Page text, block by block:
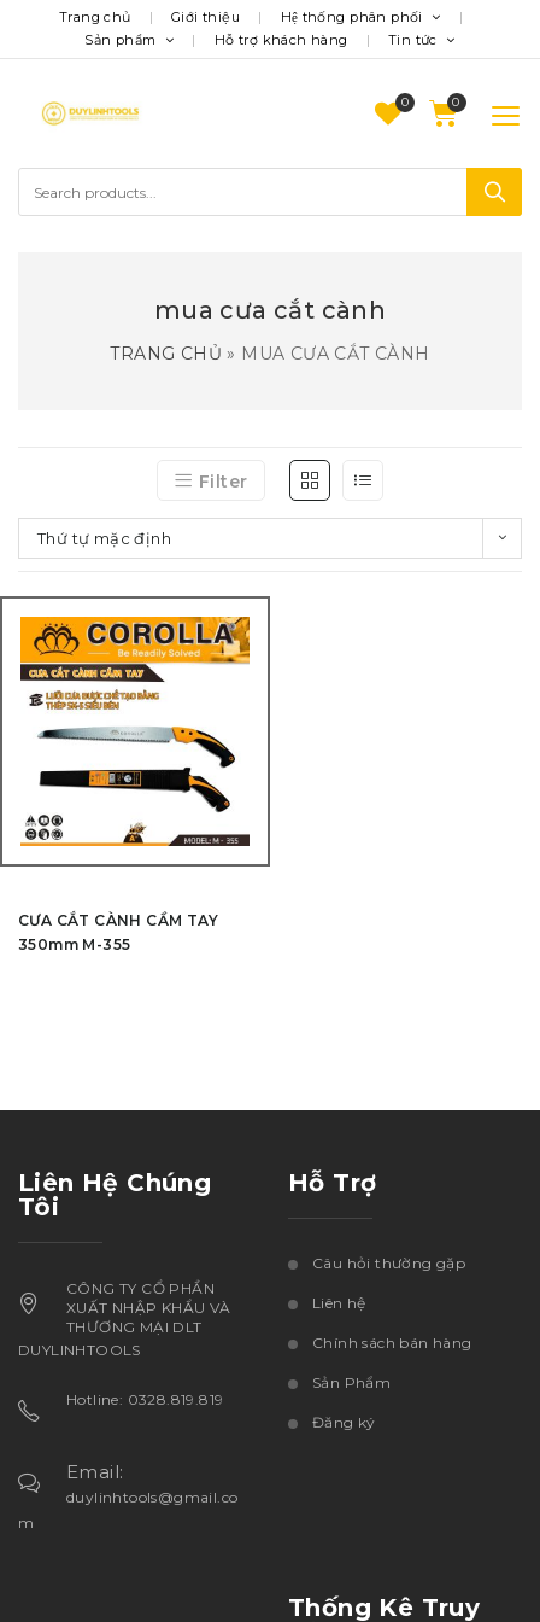
Trang chủ Giới thiệu
Hệ thống phân phối
Sản phẩm
Hỗ trợ khách hàng Tin tức
0
mua cưa cắt cành
TRANG CHỦ » MUA CƯA CẮT CÀNH
Filter
Thứ tự mặc định
CƯA CẮT CÀNH CẦM TAY
350mm M-355
Liên Hệ Chúng
Tôi
CÔNG TY CỔ PHẦN
XUẤT NHẬP KHẨU VÀ
THƯƠNG MẠI DLT
DUYLINHTOOLS
Hotline: 0328.819.819
Email:
duylinhtools@gmail.co
m
Hỗ Trợ
Câu hỏi thường gặp
Liên hệ
Chính sách bán hàng
Sản Phẩm
Đăng ký
Thống Kê Truy